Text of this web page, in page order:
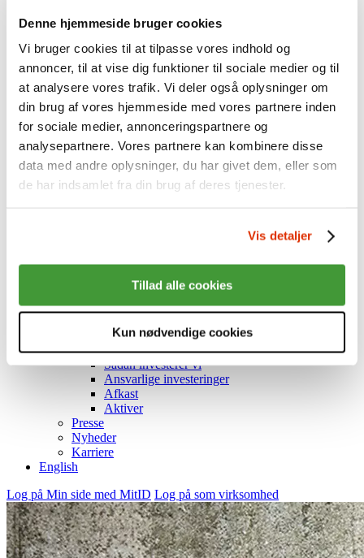
Denne hjemmeside bruger cookies
Vi bruger cookies til at tilpasse vores indhold og
annoncer, til at vise dig funktioner til sociale medier og til
at analysere vores trafik. Vi deler også oplysninger om
din brug af vores hjemmeside med vores partnere inden
for sociale medier, annonceringspartnere og
analysepartnere. Vores partnere kan kombinere disse
data med andre oplysninger, du har givet dem, eller som
de har indsamlet fra din brug af deres tjenester.
Vis detaljer
Tillad alle cookies
Kun nødvendige cookies
Sundhedsordning+ til pensionister
Virksomheder
Alt om indberetning
Sådan gør I
Særlige grupper - fx lærlinge
Virksomhedsvejledninger
Hvis noget går galt
Overenskomster og koder
Om ordningen
Hent materiale
Mest muligt til medarbejderne
Sundhedsordning
Hvem er vi?
Mission, vision, værdier
Nøgletal
Historien om Industriens Pension
Investeringer
Sådan investerer vi
Ansvarlige investeringer
Afkast
Aktiver
Presse
Nyheder
Karriere
English
Log på Min side med MitID Log på som virksomhed